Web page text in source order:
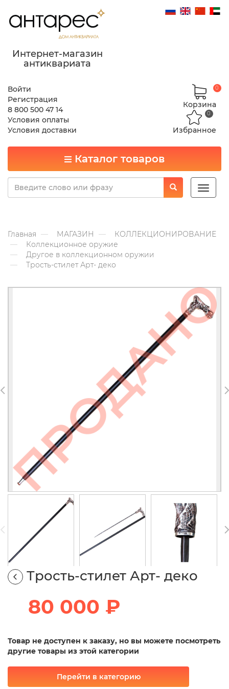
Интернет-магазин
антиквариата
Войти
Регистрация
8 800 500 47 14
Условия оплаты
Условия доставки
Корзина
0
Избранное
0
Каталог товаров
Toggle
Главная МАГАЗИН
КОЛЛЕКЦИОНИРОВАНИЕ
Коллекционное оружие
Другое в коллекционном оружии
Трость-стилет Арт- деко
Трость-стилет Арт- деко
80 000 ₽
Товар не доступен к заказу, но вы можете посмотреть
другие товары из этой категории
Перейти в категорию